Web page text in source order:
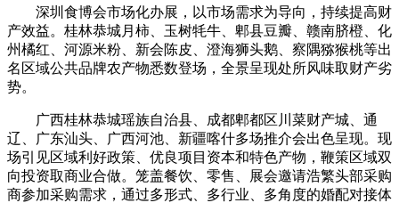
深圳食博会市场化办展，以市场需求为导向，持续提高财
产效益。桂林恭城月柿、玉树牦牛、郫县豆瓣、赣南脐橙、化
州橘红、河源米粉、新会陈皮、澄海狮头鹅、察隅猕猴桃等出
名区域公共品牌农产物悉数登场，全景呈现处所风味取财产劣
势。
广西桂林恭城瑶族自治县、成都郫都区川菜财产城、通
辽、广东汕头、广西河池、新疆喀什多场推介会出色呈现。现
场引见区域利好政策、优良项目资本和特色产物，鞭策区域双
向投资取商业合做。笼盖餐饮、零售、展会邀请浩繁头部采购
商参加采购需求，通过多形式、多行业、多角度的婚配对接体